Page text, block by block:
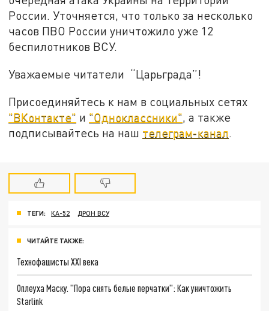
России. Уточняется, что только за несколько
часов ПВО России уничтожило уже 12
беспилотников ВСУ.
Уважаемые читатели “Царьграда”!
Присоединяйтесь к нам в социальных сетях
"ВКонтакте" и "Одноклассники" , а также
подписывайтесь на наш телеграм-канал
ТЕГИ: КА-52 ДРОН ВСУ
ЧИТАЙТЕ ТАКЖЕ:
Технофашисты XXI века
Оплеуха Маску. "Пора снять белые перчатки": Как уничтожить
Starlink